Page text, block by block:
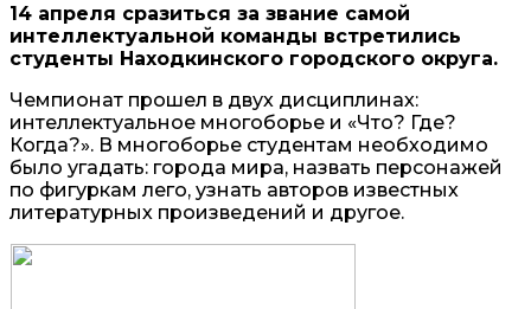
14 апреля сразиться за звание самой
интеллектуальной команды встретились
студенты Находкинского городского округа.
Чемпионат прошел в двух дисциплинах:
интеллектуальное многоборье и «Что? Где?
Когда?». В многоборье студентам необходимо
было угадать: города мира, назвать персонажей
по фигуркам лего, узнать авторов известных
литературных произведений и другое.